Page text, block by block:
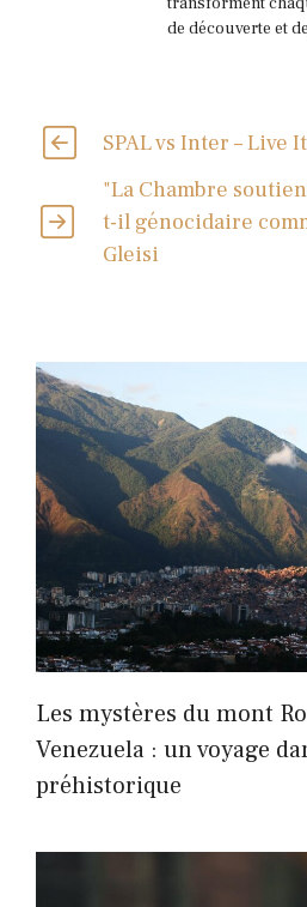
de découverte et
SPAL vs Inter – Live
"La Chambre
t-il génocidaire
Gleisi
Les mystères du mont
Venezuela : un voyage
préhistorique